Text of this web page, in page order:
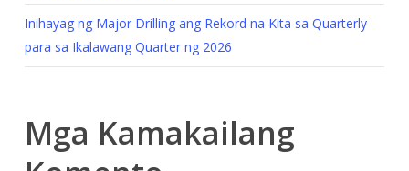
Inihayag ng Major Drilling ang Rekord na Kita sa Quarterly
para sa Ikalawang Quarter ng 2026
Mga Kamakailang